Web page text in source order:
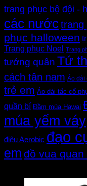
trang phục bộ đội -
các nướctrang
phục halloween
Trang phục Noel Trang
tướng quân Tứ
cách tân nam Áo dài
trẻ em Áo dài tấc cổ
quần bí Đầm múa Hawai
múa yếm váy
điệu Aerobic đạo
em đồ vua